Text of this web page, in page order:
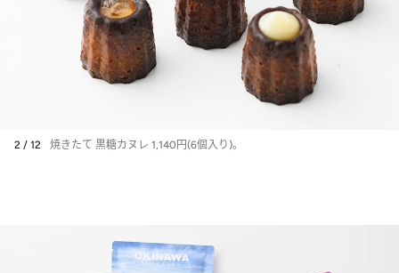
2 / 12 焼きたて 黒糖カヌレ 1,140円(6個入り)。